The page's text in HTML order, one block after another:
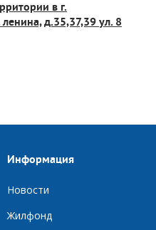
в г.
д.35,37,39 ул. 8
Информация
Новости
Жилфонд